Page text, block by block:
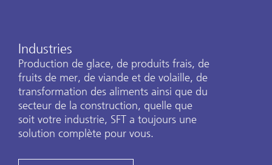
Industries
Production de glace, de produits frais, de
fruits de mer, de viande et de volaille, de
transformation des aliments ainsi que du
secteur de la construction, quelle que
soit votre industrie, SFT a toujours une
solution complète pour vous.